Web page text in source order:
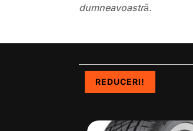
dumneavoastră.
REDUCERI!
REDUCERI!
REDUCERI!
REDUCERI!